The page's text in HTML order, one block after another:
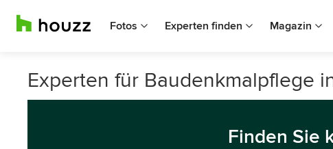
Fotos Experten finden Magazin
Experten für Baudenkmalpflege
Finden Sie